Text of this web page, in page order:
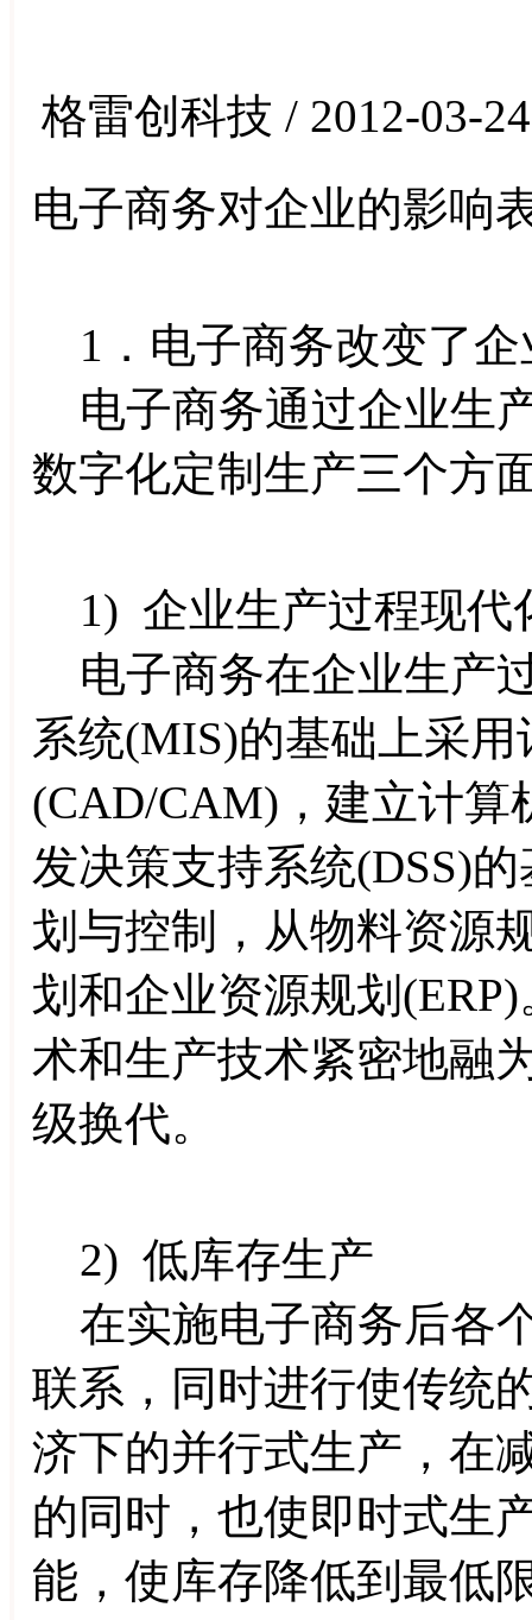
格雷创科技 / 2012-03-24
电子商务对企业的影响
1．电子商务改变了企
电子商务通过企业生
数字化定制生产三个方
1) 企业生产过程现代
电子商务在企业生产
系统(MIS)的基础上采
(CAD/CAM)，建立计算
发决策支持系统(DSS)
划与控制，从物料资源
划和企业资源规划
术和生产技术紧密地融
级换代。
2) 低库存生产
在实施电子商务后各
联系，同时进行使传统
济下的并行式生产，在
的同时，也使即时式生
能，使库存降低到最低